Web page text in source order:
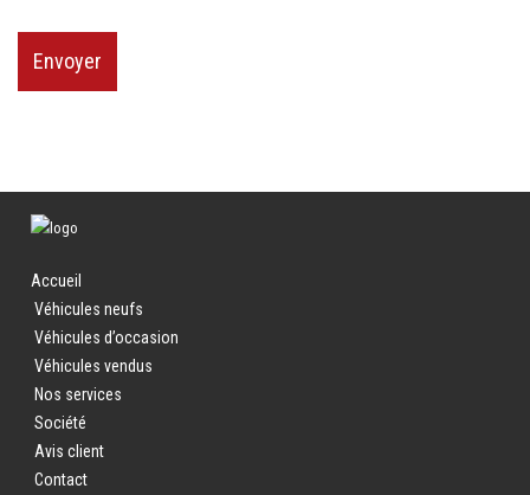
Accueil
Véhicules neufs
Véhicules d’occasion
Véhicules vendus
Nos services
Société
Avis client
Contact